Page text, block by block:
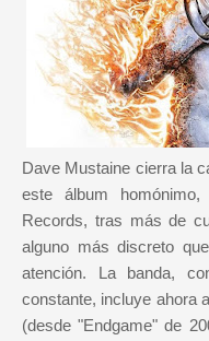
Dave Mustaine cierra la
este álbum
Records, tras más de
alguno más discreto
atención. La banda,
constante, incluye ahora
(desde "Endgame" de